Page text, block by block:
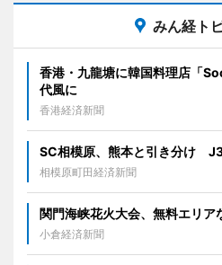
みん経ト
香港・九龍塘に韓国料理店「
代風に
香港経済新聞
SC相模原、熊本と引き分け
相模原町田経済新聞
関門海峡花火大会、無料エリア
小倉経済新聞